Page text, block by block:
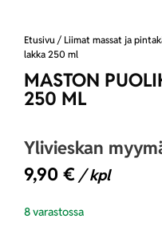
Etusivu / Liimat massat ja
lakka 250 ml
MASTON
250 ML
Ylivieskan
9,90 € / kpl
8 varastossa